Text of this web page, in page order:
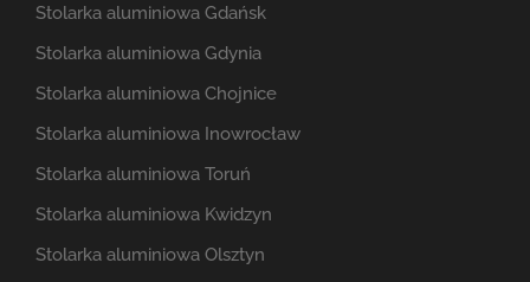
Stolarka aluminiowa Gdańsk
Stolarka aluminiowa Gdynia
Stolarka aluminiowa Chojnice
Stolarka aluminiowa Inowrocław
Stolarka aluminiowa Toruń
Stolarka aluminiowa Kwidzyn
Stolarka aluminiowa Olsztyn